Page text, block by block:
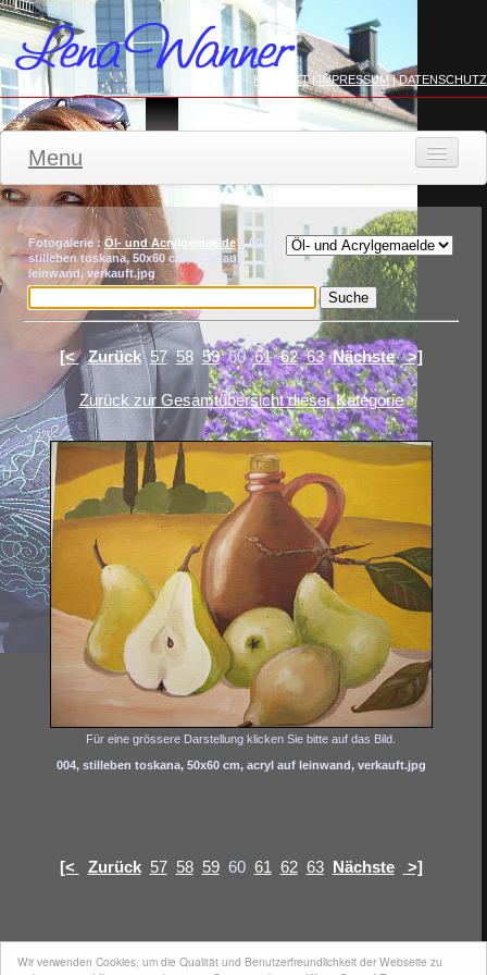
Wir verwenden Cookies, um die Qualität und Benutzerfreundlichkeit der Webseite zu
KONTAKT|IMPRESSUM|DATENSCHUTZ
Menu
STARTSEITE
WERKE
FILZMODE
Aktuell
KONTAKT
Fotogalerie :Öl- und Acrylgemaelde/ 004,
stilleben toskana, 50x60 cm, acryl auf
leinwand, verkauft.jpg
[< Zurück 57 58 596061 62 63 Nächste >]
Zurück zur Gesamtübersicht dieser Kategorie
Für eine grössere Darstellung klicken Sie bitte auf das Bild.
004, stilleben toskana, 50x60 cm, acryl auf leinwand, verkauft.jpg
[< Zurück 57 58 5960 61 62 63 Nächste >]